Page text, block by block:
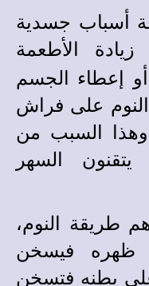
أسباب جسدية
الأطعمة
أو إعطاء الجسم
النوم على فراش
السبب من
السهر
طريقة النوم،
ظهره فيسخن
بطنه فتسخن